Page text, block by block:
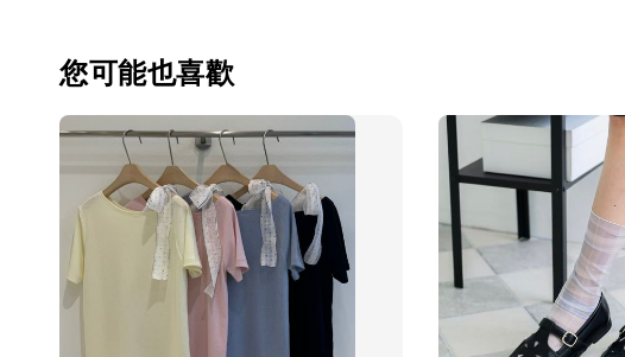
您可能也喜歡